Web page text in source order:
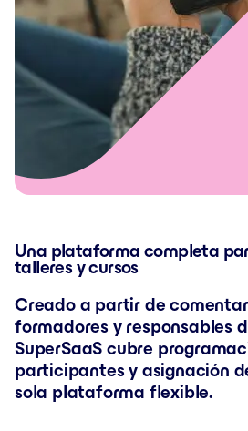
Una plataforma completa
talleres y cursos
Creado a partir de
formadores y responsables
SuperSaaS cubre
participantes y asignación
sola plataforma flexible.